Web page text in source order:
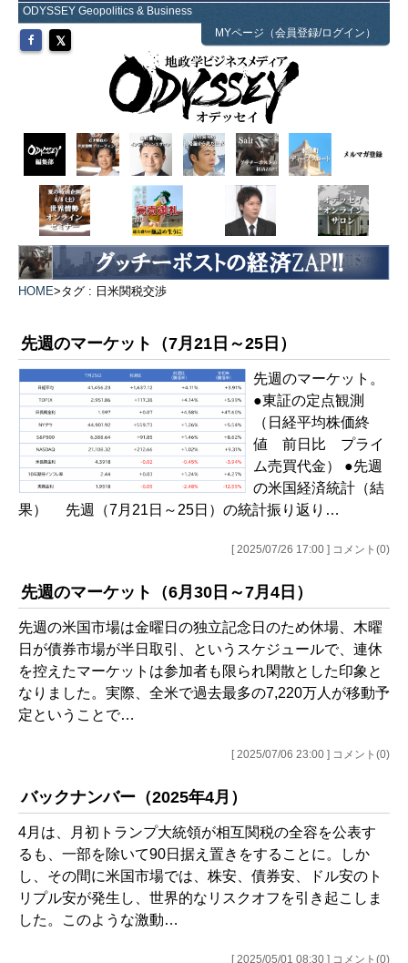
ODYSSEY Geopolitics & Business
MYページ（会員登録/ログイン）
HOME>タグ : 日米関税交渉
先週のマーケット（7月21日～25日）
先週のマーケット。
●東証の定点観測
（日経平均株価終
値 前日比 プライ
ム売買代金） ●先週
の米国経済統計（結
果） 先週（7月21日～25日）の統計振り返り…
[ 2025/07/26 17:00 ] コメント(0)
先週のマーケット（6月30日～7月4日）
先週の米国市場は金曜日の独立記念日のため休場、木曜
日が債券市場が半日取引、というスケジュールで、連休
を控えたマーケットは参加者も限られ閑散とした印象と
なりました。実際、全米で過去最多の7,220万人が移動予
定ということで…
[ 2025/07/06 23:00 ] コメント(0)
バックナンバー（2025年4月）
4月は、月初トランプ大統領が相互関税の全容を公表す
るも、一部を除いて90日据え置きをすることに。しか
し、その間に米国市場では、株安、債券安、ドル安のト
リプル安が発生し、世界的なリスクオフを引き起こしま
した。このような激動…
[ 2025/05/01 08:30 ] コメント(0)